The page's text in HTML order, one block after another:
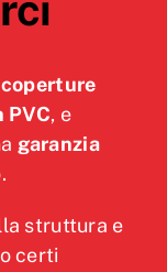
coperture
, e
garanzia
struttura e
certi